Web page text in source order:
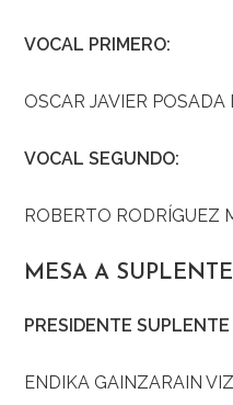
VOCAL PRIMERO:
OSCAR JAVIER POSADA
VOCAL SEGUNDO:
ROBERTO RODRÍGUEZ
MESA A
PRESIDENTE SUPLENTE
ENDIKA GAINZARAIN